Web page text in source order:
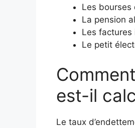
Les bourses
La pension
Les factures
Le petit
est-il
Le taux